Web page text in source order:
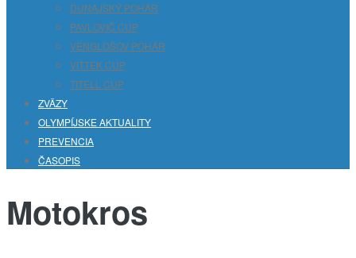
DUNAJSKÝ POHÁR
PAVLOVIČ CUP
VENGLOŠOV POHÁR
VITTEK CUP
TITELL CUP
ZVÄZY
OLYMPÍJSKE AKTUALITY
PREVENCIA
ČASOPIS
Motokros